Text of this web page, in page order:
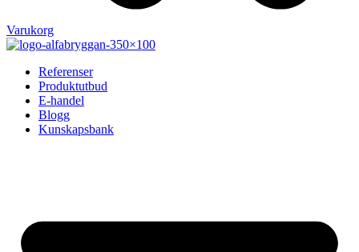
Varukorg
Referenser
Produktutbud
E-handel
Blogg
Kunskapsbank